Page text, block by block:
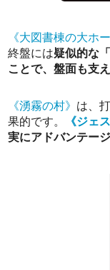
《大図書棟の大ホー
終盤には疑似的な
ことで、盤面も支
《湧霧の村》 は、
果的です。
《ジェ
実にアドバンテー